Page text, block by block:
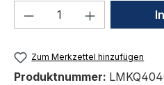
Produkt Anzahl:
Zum Merkzettel hinzufügen
Produktnummer: